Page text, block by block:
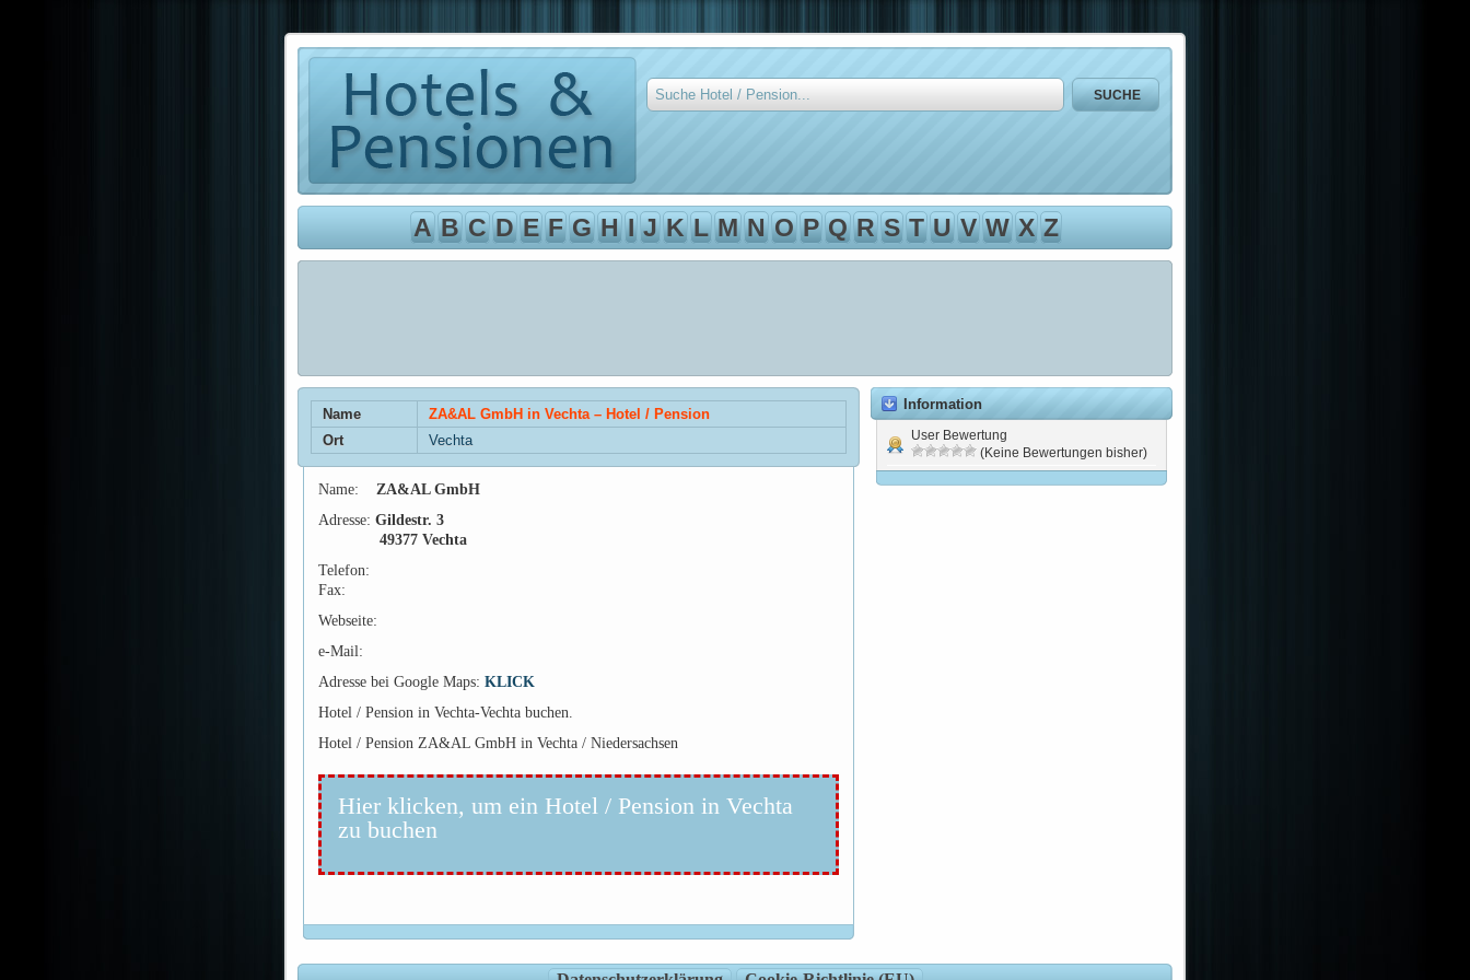
A B C D E F G H I J K L M N O P Q R S T U V W X Z
Name
ZA&AL GmbH in Vechta – Hotel / Pension
Ort
Vechta
Name: ZA&AL GmbH
Adresse: Gildestr. 3
49377 Vechta
Telefon:
Fax:
Webseite:
e-Mail:
Adresse bei Google Maps: KLICK
Hotel / Pension in Vechta-Vechta buchen.
Hotel / Pension ZA&AL GmbH in Vechta / Niedersachsen
Hier klicken, um ein Hotel / Pension in Vechta
zu buchen
Information
User Bewertung
(Keine Bewertungen bisher)